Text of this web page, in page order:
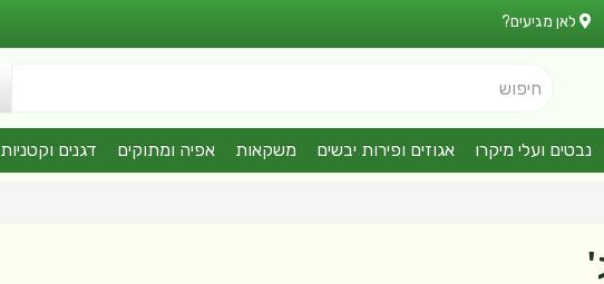
לאן מגיעים?
חיפוש
נבטים ועלי מיקרו אגוזים ופירות יבשים משקאות אפיה ומתוקים דגנים וקטניות